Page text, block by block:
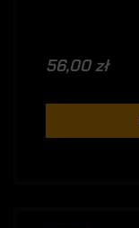
56,00 zł